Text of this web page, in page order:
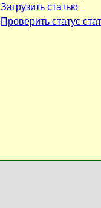
Загрузить статью
Проверить статус